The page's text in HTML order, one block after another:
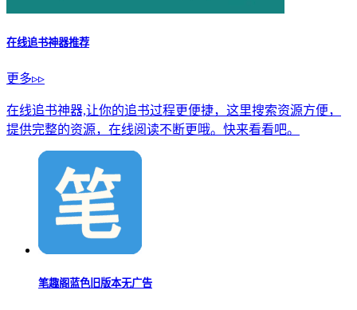
在线追书神器推荐
更多▹▹
在线追书神器,让你的追书过程更便捷，这里搜索资源方便，
提供完整的资源，在线阅读不断更哦。快来看看吧。
笔趣阁蓝色旧版本无广告